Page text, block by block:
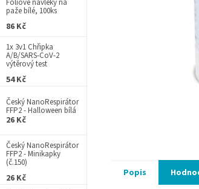
paže bílé, 100ks
86 Kč
1x 3v1 Chřipka
A/B/SARS-CoV-2
výtěrový test
54 Kč
Český NanoRespirátor
FFP2 - Halloween bílá
26 Kč
Český NanoRespirátor
FFP2 - Minikapky
(č.150)
26 Kč Popis